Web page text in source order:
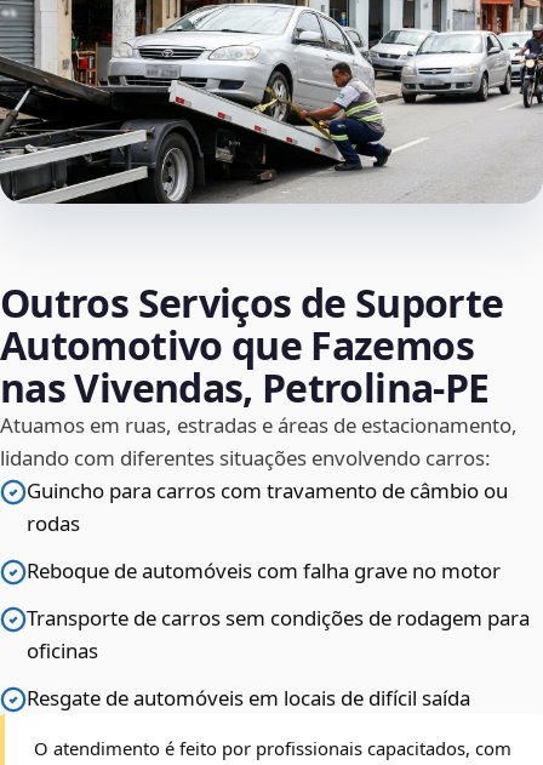
Outros Serviços de Suporte
Automotivo que Fazemos
nas Vivendas, Petrolina‑PE
Atuamos em ruas, estradas e áreas de estacionamento,
lidando com diferentes situações envolvendo carros:
Guincho para carros com travamento de câmbio ou
rodas
Reboque de automóveis com falha grave no motor
Transporte de carros sem condições de rodagem para
oficinas
Resgate de automóveis em locais de difícil saída
O atendimento é feito por profissionais capacitados, com